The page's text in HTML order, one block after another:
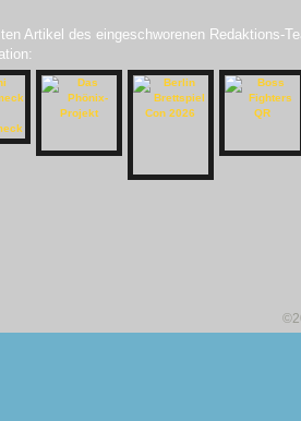
Artikel des eingeschworenen Redaktions-